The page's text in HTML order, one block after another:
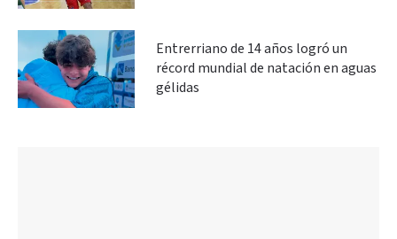
Entrerriano de 14 años logró un
récord mundial de natación en aguas
gélidas